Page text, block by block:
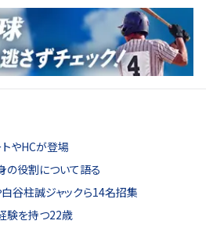
やHCが登場
の役割について語る
谷柱誠ジャックら14名招集
験を持つ22歳